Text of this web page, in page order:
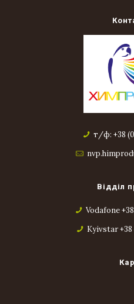
т/ф: +38
Відділ
Vodafone
Kyivstar